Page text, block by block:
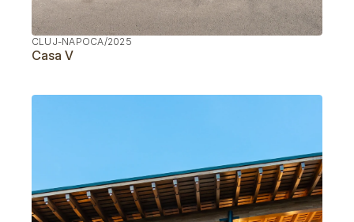
CLUJ-NAPOCA/2025
Casa V